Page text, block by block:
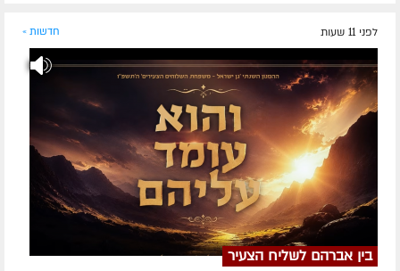
לפני 11 שעות חדשות »
בין אברהם לשליח הצעיר